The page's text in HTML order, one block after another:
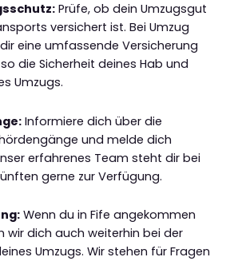
Prüfe, ob dein Umzugsgut
versichert ist. Bei Umzug
eine umfassende Versicherung
die Sicherheit deines Hab und
Umzugs.
Informiere dich über die
und melde dich
erfahrenes Team steht dir bei
gerne zur Verfügung.
Wenn du in Fife angekommen
wir dich auch weiterhin bei der
Umzugs. Wir stehen für Fragen